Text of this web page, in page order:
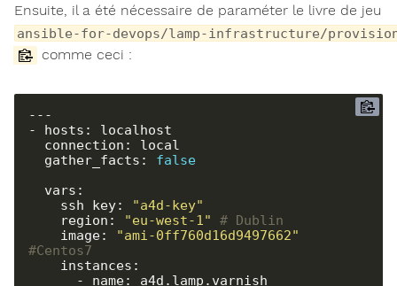
Ensuite, il a été nécessaire de paraméter le livre de jeu
ansible-for-devops/lamp-infrastructure/
comme ceci :
---
- hosts: localhost
  gather_facts:
false
    ssh_key:
"a4d-key"
    region:
"eu-west-1"
# Dublin
    image:
"ami-0ff760d16d9497662"
#Centos7